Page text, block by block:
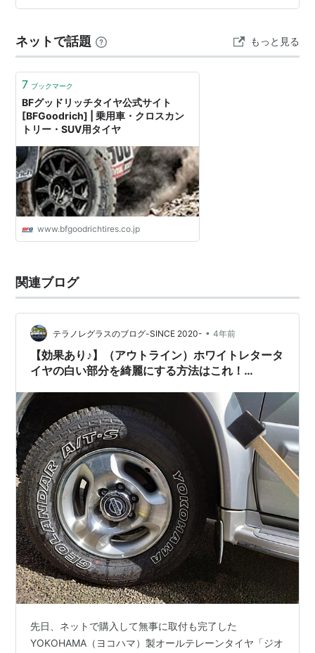
「BFグッドリッチ オールテレーン」に。ほぼほぼタイヤ
らない、ノイズも気にならない。「BFグッドリッチ」を
履くの…
ネットで話題 もっと見る
7 ブックマーク
BFグッドリッチタイヤ公式サイト
[BFGoodrich] | 乗用車・クロスカン
トリー・SUV用タイヤ
www.bfgoodrichtires.co.jp
関連ブログ
テラノレグラスのブログ-SINCE 2020- • 4年前
【効果あり♪】（アウトライン）ホワイトレタータ
イヤの白い部分を綺麗にする方法はこれ！
先日、ネットで購入して無事に取付も完了した
YOKOHAMA（ヨコハマ）製オールテレーンタイヤ「ジオ